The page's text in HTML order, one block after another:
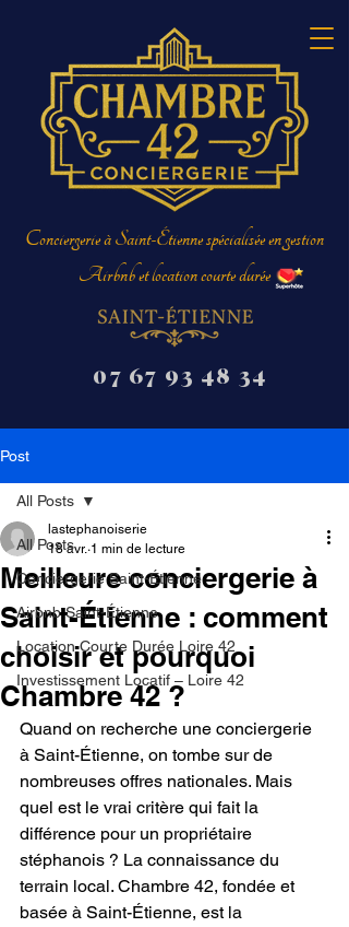
Conciergerie à Saint-Étienne spécialisée en gestion
Airbnb et location courte durée
07 67 93 48 34
Post
All Posts
Conciergerie Saint-Étienne
Airbnb Saint-Étienne
Location Courte Durée Loire 42
Investissement Locatif – Loire 42
All Posts
Meilleure conciergerie à
Saint-Étienne : comment
choisir et pourquoi
Chambre 42 ?
lastephanoiserie
18 avr. 1 min de lecture
Quand on recherche une conciergerie
à Saint-Étienne, on tombe sur de
nombreuses offres nationales. Mais
quel est le vrai critère qui fait la
différence pour un propriétaire
stéphanois ? La connaissance du
terrain local. Chambre 42, fondée et
basée à Saint-Étienne, est la